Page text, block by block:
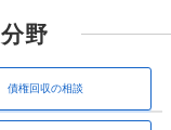
野
債権回収の相談